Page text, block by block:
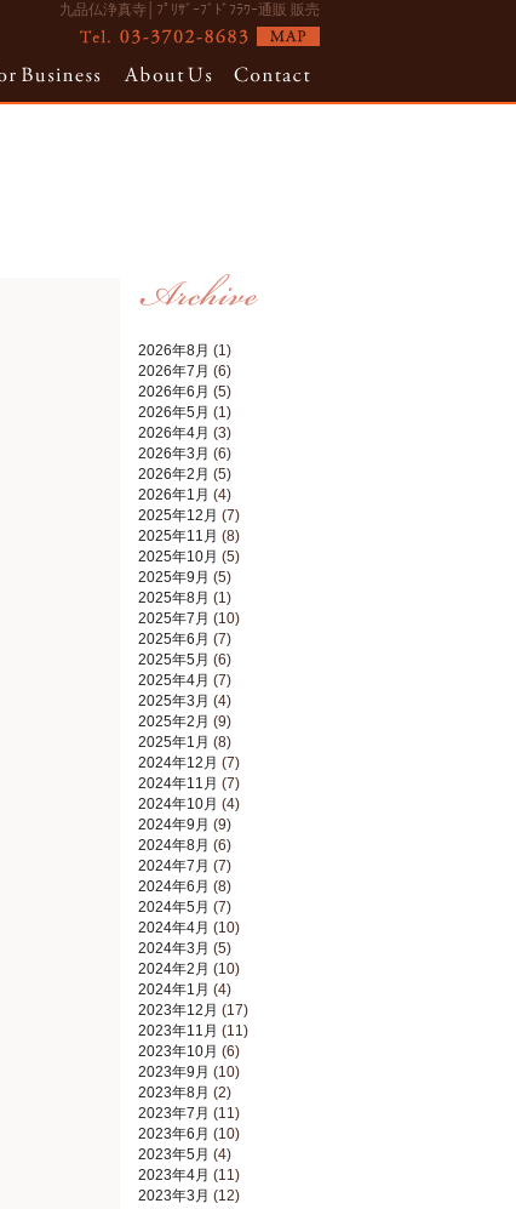
九品仏浄真寺│ﾌﾟﾘｻﾞｰﾌﾞﾄﾞﾌﾗﾜｰ通販 販売
2026年8月 (1)
2026年7月 (6)
2026年6月 (5)
2026年5月 (1)
2026年4月 (3)
2026年3月 (6)
2026年2月 (5)
2026年1月 (4)
2025年12月 (7)
2025年11月 (8)
2025年10月 (5)
2025年9月 (5)
2025年8月 (1)
2025年7月 (10)
2025年6月 (7)
2025年5月 (6)
2025年4月 (7)
2025年3月 (4)
2025年2月 (9)
2025年1月 (8)
2024年12月 (7)
2024年11月 (7)
2024年10月 (4)
2024年9月 (9)
2024年8月 (6)
2024年7月 (7)
2024年6月 (8)
2024年5月 (7)
2024年4月 (10)
2024年3月 (5)
2024年2月 (10)
2024年1月 (4)
2023年12月 (17)
2023年11月 (11)
2023年10月 (6)
2023年9月 (10)
2023年8月 (2)
2023年7月 (11)
2023年6月 (10)
2023年5月 (4)
2023年4月 (11)
2023年3月 (12)